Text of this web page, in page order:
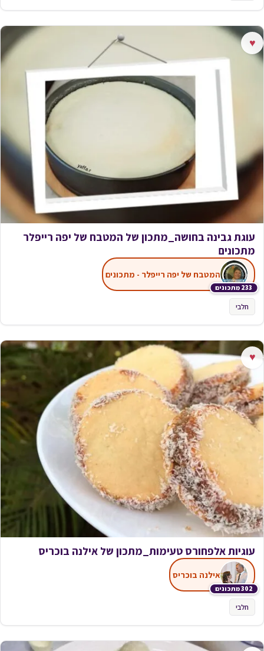
♥
עוגת גבינה בחושה_מתכון של המטבח של יפה רייפלר
מתכונים
233 מתכונים
המטבח של יפה רייפלר - מתכונים
חלבי
♥
עוגיות אלפחורס טעימות_מתכון של אילנה בוכריס
302 מתכונים
אילנה בוכריס
חלבי